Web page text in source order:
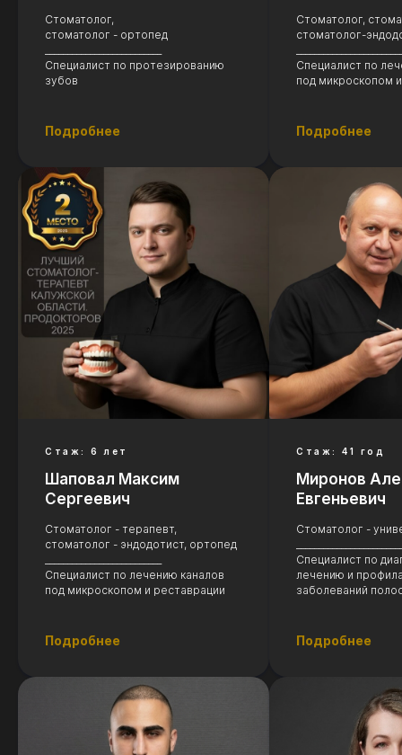
Стоматолог,
стоматолог - ортопед
Специалист по протезированию
зубов
Подробнее
Стоматолог,
стоматолог-
Специалист по
под микроскопом
Подробнее
Стаж: 6 лет
Шаповал Максим
Сергеевич
Стоматолог - терапевт,
стоматолог - эндодотист, ортопед
Специалист по лечению каналов
под микроскопом и реставрации
Подробнее
Стаж: 41 год
Миронов
Евгеньевич
Стоматолог -
Специалист по
лечению и
заболеваний
Подробнее